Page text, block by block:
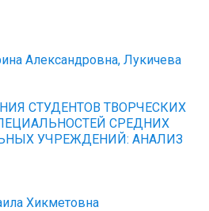
Александровна, Лукичева
СТУДЕНТОВ ТВОРЧЕСКИХ
СРЕДНИХ
УЧРЕЖДЕНИЙ: АНАЛИЗ
Хикметовна